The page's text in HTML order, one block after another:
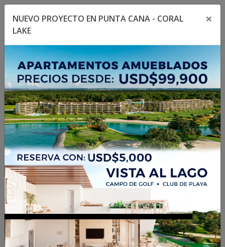
Toggle navigation menu
1/8
NUEVO PROYECTO EN PUNTA CANA - CORAL
LAKE
×